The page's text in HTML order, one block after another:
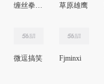
缠丝拳会馆 草原雄鹰
微逗搞笑 Fjminxi